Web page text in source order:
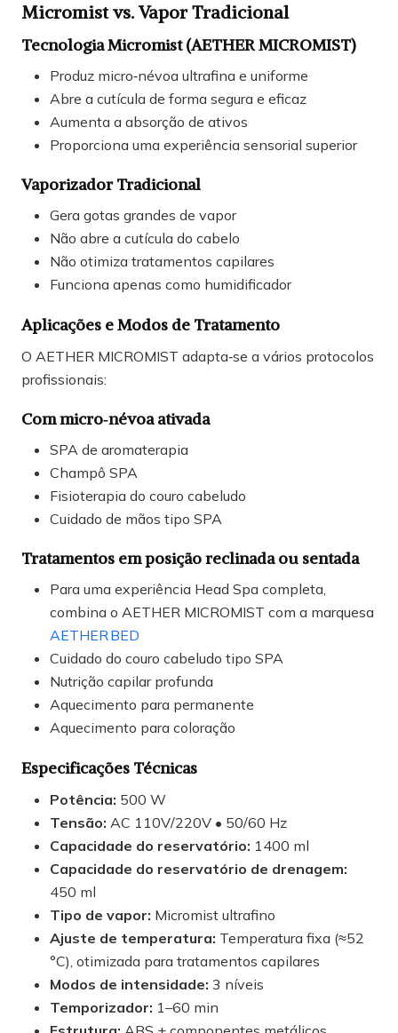
Micromist vs. Vapor Tradicional
Tecnologia Micromist (AETHER MICROMIST)
Produz micro‑névoa ultrafina e uniforme
Abre a cutícula de forma segura e eficaz
Aumenta a absorção de ativos
Proporciona uma experiência sensorial superior
Vaporizador Tradicional
Gera gotas grandes de vapor
Não abre a cutícula do cabelo
Não otimiza tratamentos capilares
Funciona apenas como humidificador
Aplicações e Modos de Tratamento
O AETHER MICROMIST adapta‑se a vários protocolos
profissionais:
Com micro‑névoa ativada
SPA de aromaterapia
Champô SPA
Fisioterapia do couro cabeludo
Cuidado de mãos tipo SPA
Tratamentos em posição reclinada ou sentada
Para uma experiência Head Spa completa,
combina o AETHER MICROMIST com a marquesa
AETHER BED
Cuidado do couro cabeludo tipo SPA
Nutrição capilar profunda
Aquecimento para permanente
Aquecimento para coloração
Especificações Técnicas
Potência: 500 W
Tensão: AC 110V/220V • 50/60 Hz
Capacidade do reservatório: 1400 ml
Capacidade do reservatório de drenagem:
450 ml
Tipo de vapor: Micromist ultrafino
Ajuste de temperatura: Temperatura fixa (≈52
°C), otimizada para tratamentos capilares
Modos de intensidade: 3 níveis
Temporizador: 1–60 min